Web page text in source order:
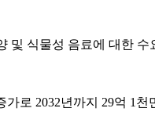
및 식물성 음료에 대한
로 2032년까지 29억 1